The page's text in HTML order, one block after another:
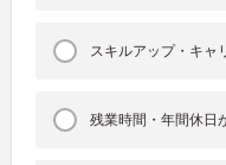
スキルアップ・キャ
残業時間・年間休日